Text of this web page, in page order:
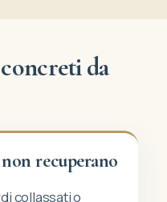
da
recuperano
collassati o